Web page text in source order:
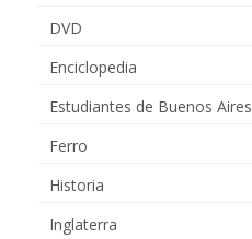
DVD
Enciclopedia
Estudiantes de Buenos Aires
Ferro
Historia
Inglaterra